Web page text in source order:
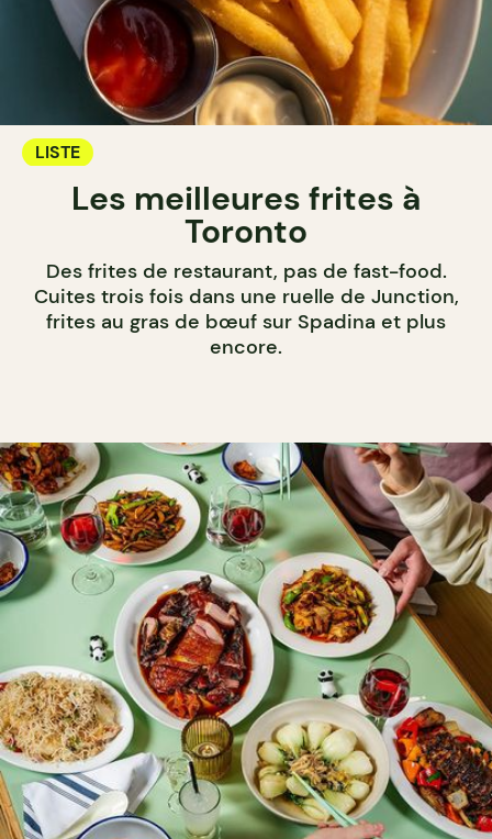
LISTE
Les meilleures frites à
Toronto
Des frites de restaurant, pas de fast-food.
Cuites trois fois dans une ruelle de Junction,
frites au gras de bœuf sur Spadina et plus
encore.